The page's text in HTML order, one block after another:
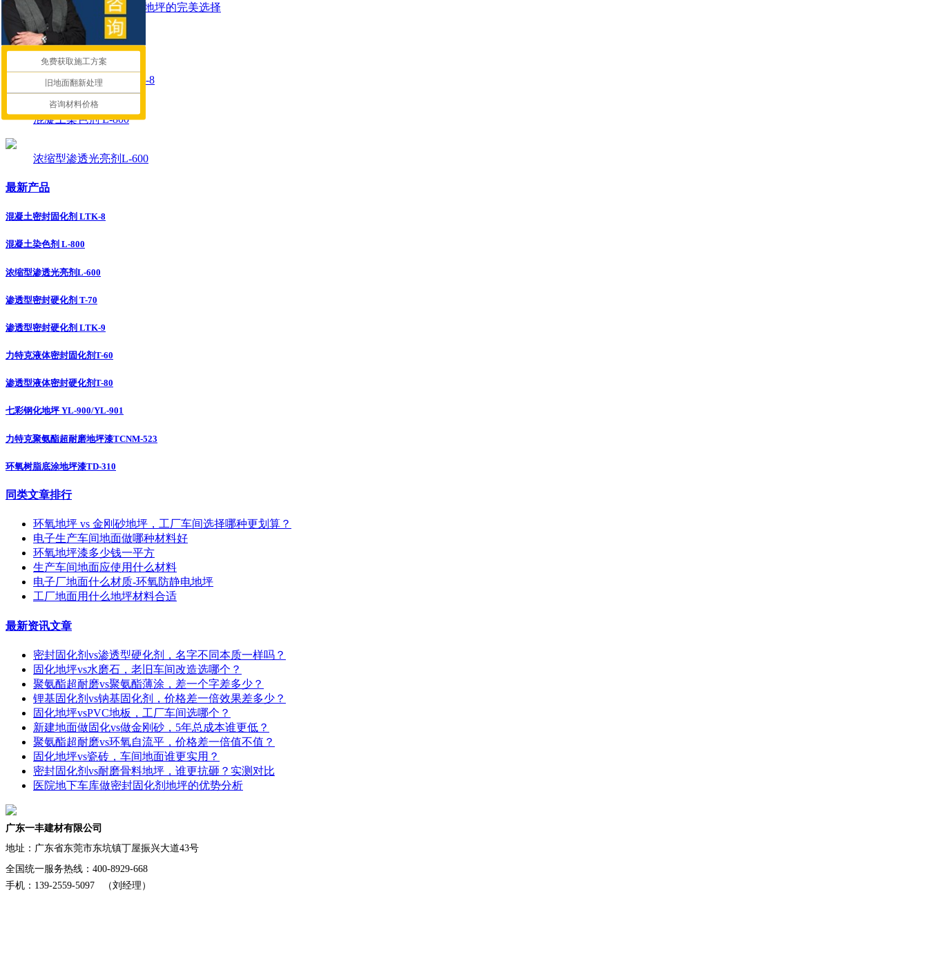
让停车场更耐用：固化地坪的完美选择
推荐产品
混凝土密封固化剂 LTK-8
混凝土染色剂 L-800
浓缩型渗透光亮剂L-600
最新产品
混凝土密封固化剂 LTK-8
混凝土染色剂 L-800
浓缩型渗透光亮剂L-600
渗透型密封硬化剂 T-70
渗透型密封硬化剂 LTK-9
力特克液体密封固化剂T-60
渗透型液体密封硬化剂T-80
七彩钢化地坪 YL-900/YL-901
力特克聚氨酯超耐磨地坪漆TCNM-523
环氧树脂底涂地坪漆TD-310
同类文章排行
环氧地坪 vs 金刚砂地坪，工厂车间选择哪种更划算？
电子生产车间地面做哪种材料好
环氧地坪漆多少钱一平方
生产车间地面应使用什么材料
电子厂地面什么材质-环氧防静电地坪
工厂地面用什么地坪材料合适
最新资讯文章
密封固化剂vs渗透型硬化剂，名字不同本质一样吗？
固化地坪vs水磨石，老旧车间改造选哪个？
聚氨酯超耐磨vs聚氨酯薄涂，差一个字差多少？
锂基固化剂vs钠基固化剂，价格差一倍效果差多少？
固化地坪vsPVC地板，工厂车间选哪个？
新建地面做固化vs做金刚砂，5年总成本谁更低？
聚氨酯超耐磨vs环氧自流平，价格差一倍值不值？
固化地坪vs瓷砖，车间地面谁更实用？
密封固化剂vs耐磨骨料地坪，谁更抗砸？实测对比
医院地下车库做密封固化剂地坪的优势分析
广东一丰建材有限公司
地址： 广东省东莞市东坑镇丁屋振兴大道43号
全国统一服务热线：400-8929-668
手机：139-2559-5097 （刘经理）
免费获取施工方案
旧地面翻新处理
咨询材料价格